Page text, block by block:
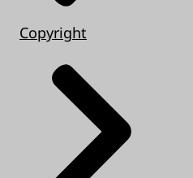
Copyright